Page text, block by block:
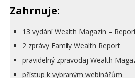
Zahrnuje:
13 vydání Wealth Magazín –
2 zprávy Family Wealth Report
pravidelný zpravodaj Wealth
přístup k vybraným webinářům